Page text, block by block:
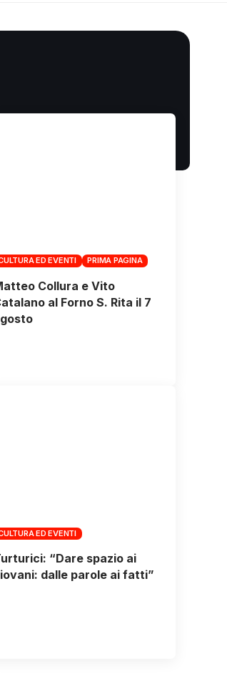
ED EVENTI PRIMA PAGINA
Collura e Vito
al Forno S. Rita il 7
ED EVENTI
“Dare spazio ai
dalle parole ai fatti”